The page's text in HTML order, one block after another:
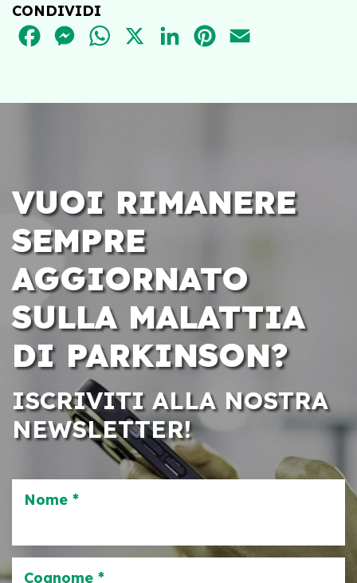
CONDIVIDI
FACEBOOKMESSENGER
WHATSAPPLINKEDINPINTEREST
VUOI RIMANERE
SEMPRE
AGGIORNATO
SULLA MALATTIA
DI PARKINSON?
ISCRIVITI ALLA NOSTRA
NEWSLETTER!
Nome *
Cognome *